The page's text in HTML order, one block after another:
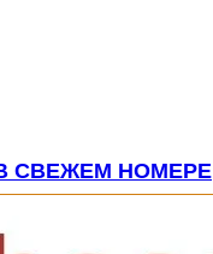
СВЕЖЕМ НОМЕРЕ